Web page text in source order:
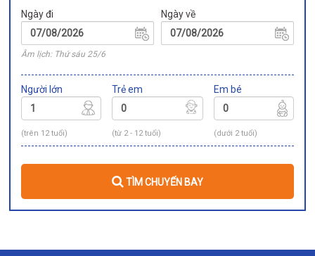
Ngày đi
Âm lịch: Thứ sáu 25/6
Ngày về
Người lớn
(trên 12 tuổi)
Trẻ em
(từ 2 - 12 tuổi)
Em bé
(dưới 2 tuổi)
TÌM CHUYẾN BAY